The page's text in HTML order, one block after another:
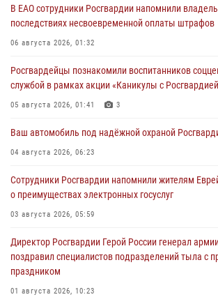
В ЕАО сотрудники Росгвардии напомнили
последствиях несвоевременной оплаты штрафов
06 августа 2026, 01:32
Росгвардейцы познакомили воспитанников
службой в рамках акции «Каникулы с
05 августа 2026, 01:41 3
Ваш автомобиль под надёжной охраной
04 августа 2026, 06:23
Сотрудники Росгвардии напомнили жителям
о преимуществах электронных госуслуг
03 августа 2026, 05:59
Директор Росгвардии Герой России генерал
поздравил специалистов подразделений тыла с
праздником
01 августа 2026, 10:23